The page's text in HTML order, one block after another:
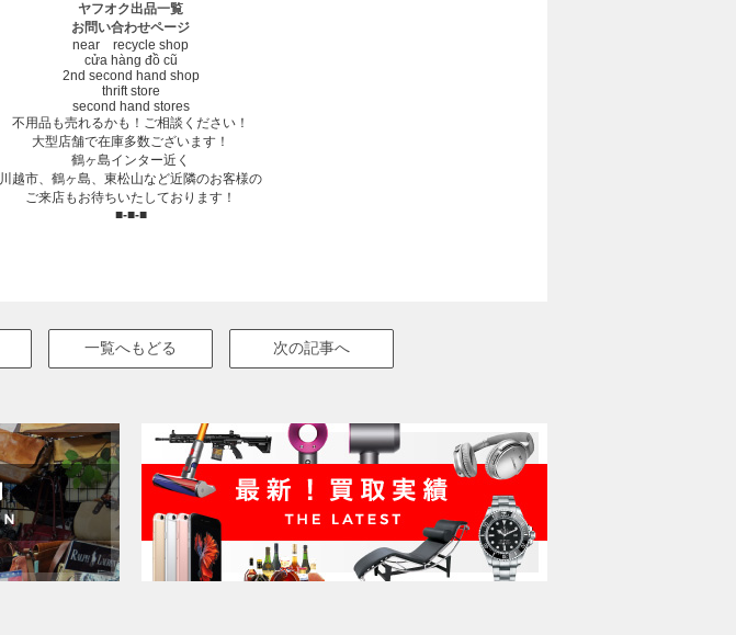
ヤフオク出品一覧
お問い合わせページ
near recycle shop
cửa hàng đồ cũ
2nd second hand shop
thrift store
second hand stores
不用品も売れるかも！ご相談ください！
大型店舗で在庫多数ございます！
鶴ヶ島インター近く
川越市、鶴ヶ島、東松山など近隣のお客様の
ご来店もお待ちいたしております！
■-■-■
次の記事へ
一覧へもどる